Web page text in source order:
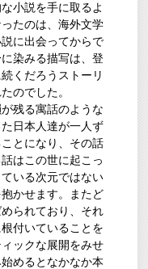
小説を手に取るよ
たのは、海外文学
に出会ってからで
染みる描写は、登
くだろうストーリ
のでした。
残る寓話のような
日本人達が一人ず
とになり、その話
はこの世に起こっ
いる次元ではない
かせます。またど
られており、それ
付いていることを
ックな展開をみせ
めるとなかなか本